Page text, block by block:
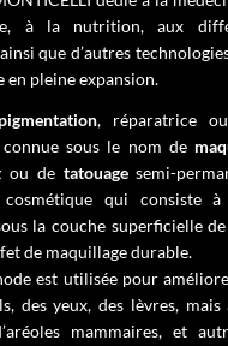
à la nutrition, aux
que d’autres
en pleine expansion.
, réparatrice
connue sous le nom de
ou de tatouagesemi-
cosmétique qui consiste
la couche superficielle
de maquillage durable.
est utilisée pour
des yeux, des lèvres,
mammaires, et